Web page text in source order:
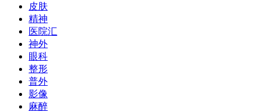
皮肤
精神
医院汇
神外
眼科
整形
普外
影像
麻醉